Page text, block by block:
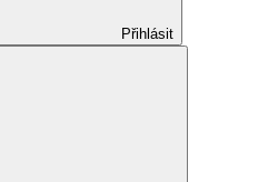
Přihlásit